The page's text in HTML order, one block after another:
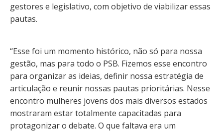
gestores e legislativo, com objetivo de viabilizar essas
pautas.
“Esse foi um momento histórico, não só para nossa
gestão, mas para todo o PSB. Fizemos esse encontro
para organizar as ideias, definir nossa estratégia de
articulação e reunir nossas pautas prioritárias. Nesse
encontro mulheres jovens dos mais diversos estados
mostraram estar totalmente capacitadas para
protagonizar o debate. O que faltava era um